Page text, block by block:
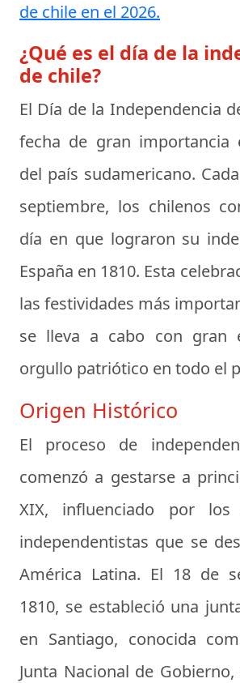
de chile en el 2026.
¿Qué es el día de la
de chile?
El Día de la Independencia
fecha de gran importancia
del país sudamericano.
septiembre, los chilenos
día en que lograron su
España en 1810. Esta
las festividades más
se lleva a cabo con gran
orgullo patriótico en todo el
Origen Histórico
El proceso de
comenzó a gestarse a
XIX, influenciado por los
independentistas que se
América Latina. El 18 de
1810, se estableció una
en Santiago, conocida
Junta Nacional de